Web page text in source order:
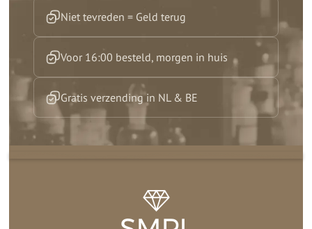
Niet tevreden = Geld terug
Voor 16:00 besteld, morgen in huis
Gratis verzending in NL & BE